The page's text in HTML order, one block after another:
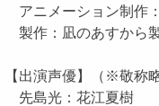
アニメーション制作
製作：凪のあすから
【出演声優】（※敬称略
先島光：花江夏樹